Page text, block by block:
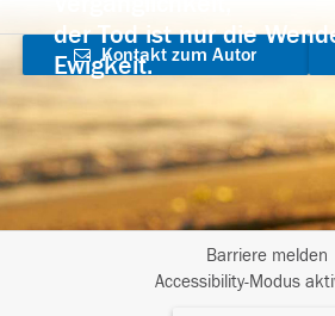
der Tod ist nur die
Ewigkeit.
Kontakt zum Autor
aufnehmen
Barriere melden
Accessibility-Modus